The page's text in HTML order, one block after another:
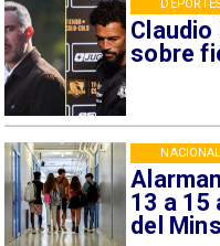
sobre
DEPORTES
13 a 15
del
NACIONAL